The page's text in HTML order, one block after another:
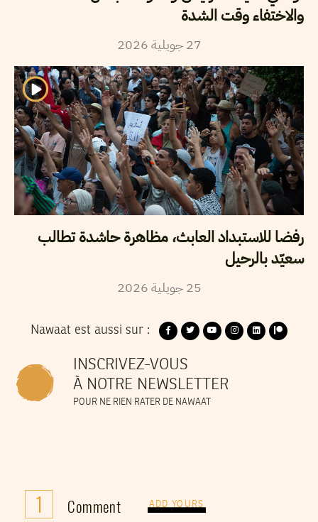
والاختفاء وقت الشدة
27 جويلية2026
رفضا للاستبداد العابث، مظاهرة حاشدة تطالب
سعيّد بالرحيل
25 جويلية2026
Nawaat est aussi sur :
INSCRIVEZ-VOUS
À NOTRE NEWSLETTER
POUR NE RIEN RATER DE NAWAAT
1 Comment ADD YOURS